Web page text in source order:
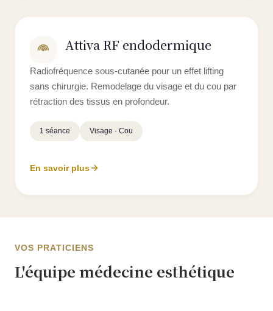
Attiva RF endodermique
Radiofréquence sous-cutanée pour un effet lifting
sans chirurgie. Remodelage du visage et du cou par
rétraction des tissus en profondeur.
1 séance Visage · Cou
En savoir plus
VOS PRATICIENS
L'équipe médecine esthétique